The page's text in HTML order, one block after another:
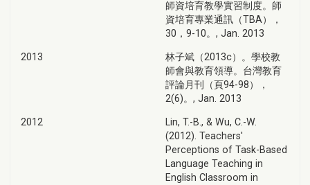
師資培育教學實習制度。師
資培育專業通訊（TBA），
30，9-10。, Jan. 2013
2013
林子斌（2013c）。學校教
師會與教育領導。台灣教育
評論月刊（頁94-98），
2(6)。, Jan. 2013
2012
Lin, T.-B., & Wu, C.-W.
(2012). Teachers'
Perceptions of Task-Based
Language Teaching in
English Classroom in